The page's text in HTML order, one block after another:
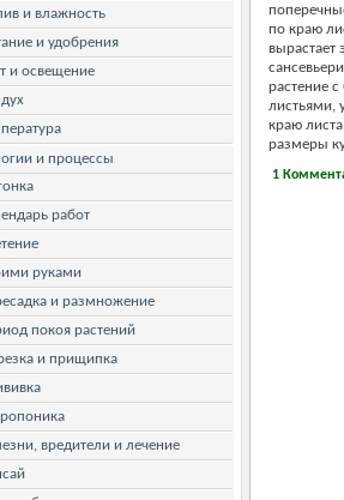
по краю
вырастает
растение
листьями,
краю
размеры
1
и влажность
и удобрения
и освещение
и процессы
работ
руками
и размножение
покоя растений
и прищипка
вредители и лечение